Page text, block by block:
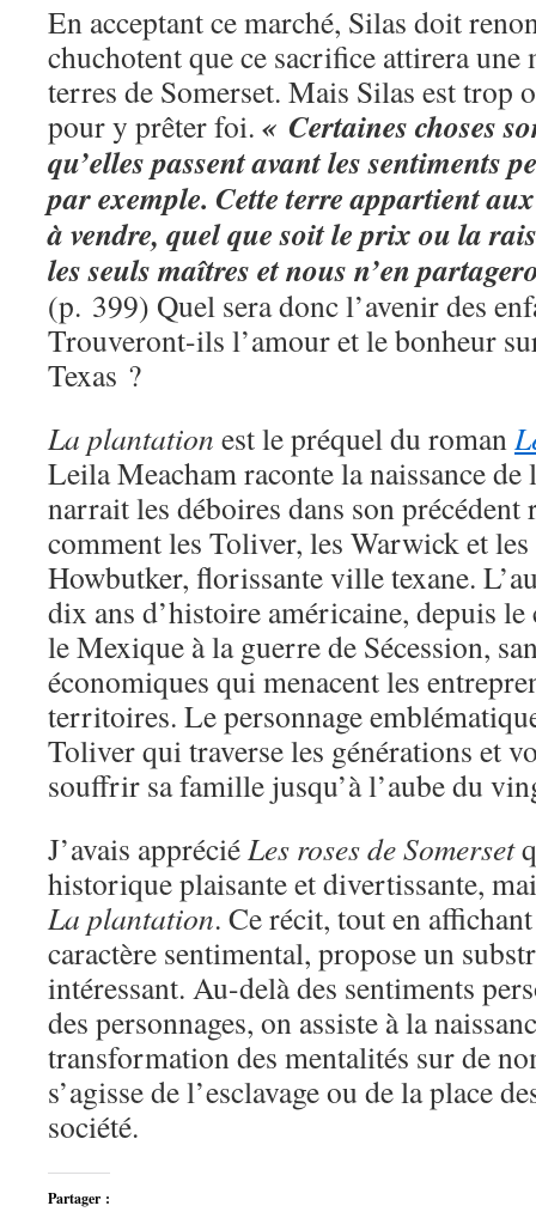
En acceptant ce marché, Silas doit
chuchotent que ce sacrifice attirera
terres de Somerset. Mais Silas est trop
pour y prêter foi. « Certaines choses
qu’elles passent avant les sentiments
par exemple. Cette terre appartient
à vendre, quel que soit le prix ou la
les seuls maîtres et nous n’en
(p. 399) Quel sera donc l’avenir des
Trouveront-ils l’amour et le bonheur
Texas ?
La plantation est le préquel du roman
Leila Meacham raconte la naissance
narrait les déboires dans son
comment les Toliver, les Warwick et
Howbutker, florissante ville texane.
dix ans d’histoire américaine, depuis
le Mexique à la guerre de Sécession,
économiques qui menacent les
territoires. Le personnage
Toliver qui traverse les générations et
souffrir sa famille jusqu’à l’aube du
J’avais appréciéLes roses de Somerset
historique plaisante et divertissante,
La plantation. Ce récit, tout en
caractère sentimental, propose un
intéressant. Au-delà des sentiments
des personnages, on assiste à la
transformation des mentalités sur de
s’agisse de l’esclavage ou de la place
société.
Partager :